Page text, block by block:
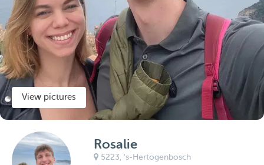
View pictures
Rosalie
5223, 's-Hertogenbosch